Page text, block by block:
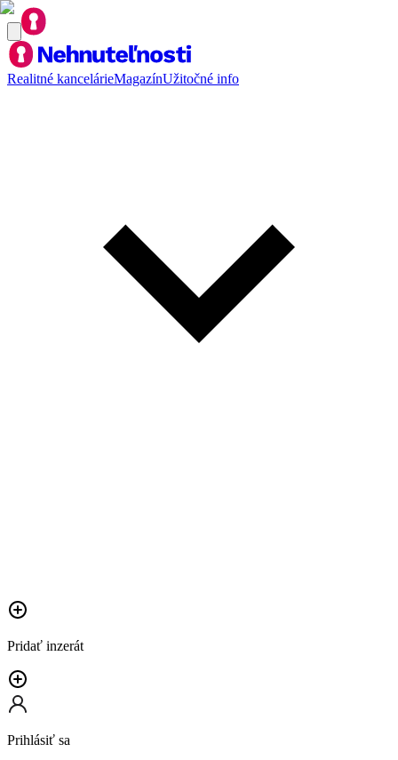
Realitné kancelárieMagazínUžitočné info
Pridať inzerát
Prihlásiť sa